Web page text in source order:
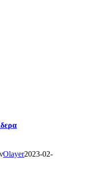
Olayer2023-02-